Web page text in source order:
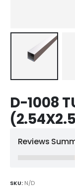
D-1008
Reviews
SKU: N/D